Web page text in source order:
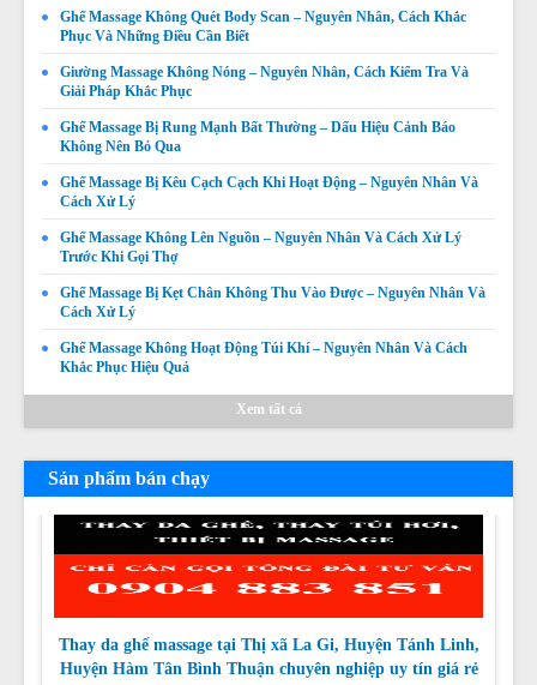
Ghế Massage Không Quét Body Scan – Nguyên Nhân, Cách Khắc
Phục Và Những Điều Cần Biết
Giường Massage Không Nóng – Nguyên Nhân, Cách Kiểm Tra Và
Giải Pháp Khắc Phục
Ghế Massage Bị Rung Mạnh Bất Thường – Dấu Hiệu Cảnh Báo
Không Nên Bỏ Qua
Ghế Massage Bị Kêu Cạch Cạch Khi Hoạt Động – Nguyên Nhân Và
Cách Xử Lý
Ghế Massage Không Lên Nguồn – Nguyên Nhân Và Cách Xử Lý
Trước Khi Gọi Thợ
Ghế Massage Bị Kẹt Chân Không Thu Vào Được – Nguyên Nhân Và
Cách Xử Lý
Ghế Massage Không Hoạt Động Túi Khí – Nguyên Nhân Và Cách
Khắc Phục Hiệu Quả
Xem tất cả
Sản phẩm bán chạy
Dấu Hiệu Và Cách Khắc Phục
Thay da ghế massage tại Thị xã La Gi, Huyện Tánh Linh,
Giá: Liên hệ
Chi tiết